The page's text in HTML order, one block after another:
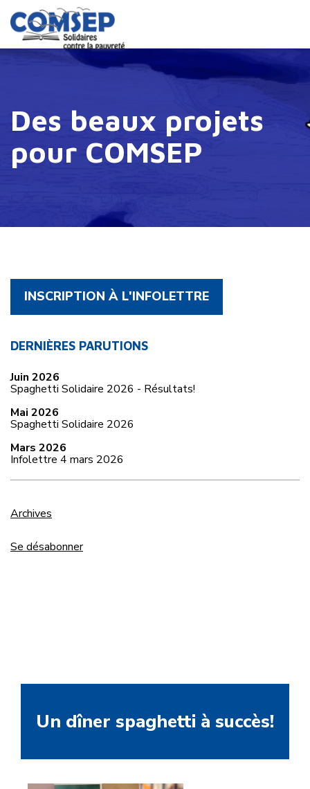
Des beaux projets
pour COMSEP
INSCRIPTION À L'INFOLETTRE
DERNIÈRES PARUTIONS
Juin 2026
Spaghetti Solidaire 2026 - Résultats!
Mai 2026
Spaghetti Solidaire 2026
Mars 2026
Infolettre 4 mars 2026
Archives
Se désabonner
Un dîner spaghetti à succès!